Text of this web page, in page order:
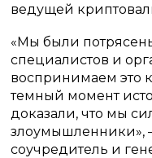
ведущей
«Мы были
специалистов и
воспринимаем это
темный момент
доказали, что мы
злоумышленники»,
соучредитель и